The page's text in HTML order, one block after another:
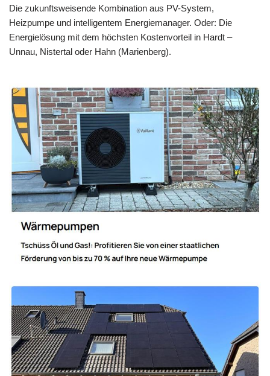
Die zukunftsweisende Kombination aus PV-System,
Heizpumpe und intelligentem Energiemanager. Oder: Die
Energielösung mit dem höchsten Kostenvorteil in Hardt –
Unnau, Nistertal oder Hahn (Marienberg).